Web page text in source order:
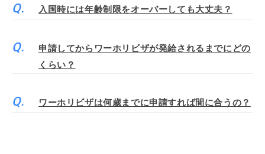
入国時には年齢制限をオーバーしても大丈夫？
申請してからワーホリビザが発給されるまでにどの
くらい？
ワーホリビザは何歳までに申請すれば間に合うの？